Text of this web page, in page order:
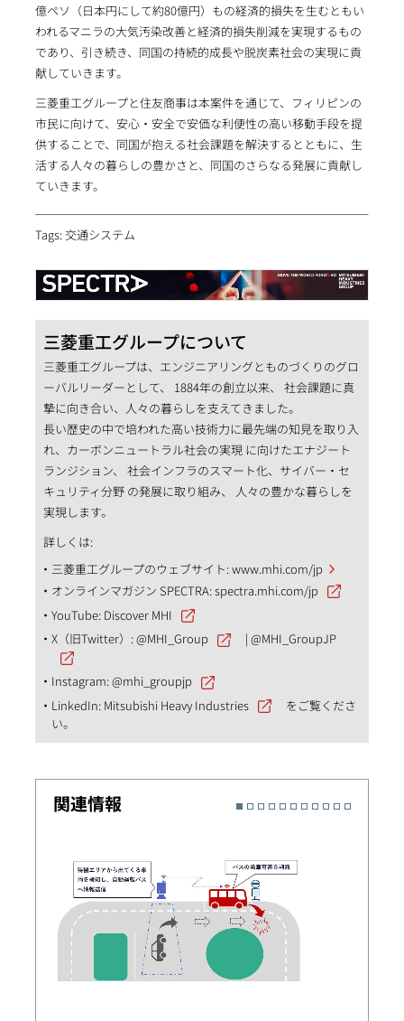
億ペソ（日本円にして約80億円）もの経済的損失を生むともい
われるマニラの大気汚染改善と経済的損失削減を実現するもの
であり、引き続き、同国の持続的成長や脱炭素社会の実現に貢
献していきます。
三菱重工グループと住友商事は本案件を通じて、フィリピンの
市民に向けて、安心・安全で安価な利便性の高い移動手段を提
供することで、同国が抱える社会課題を解決するとともに、生
活する人々の暮らしの豊かさと、同国のさらなる発展に貢献し
ていきます。
Tags: 交通システム
三菱重工グループについて
三菱重工グループは、エンジニアリングとものづくりのグロ
ーバルリーダーとして、 1884年の創立以来、 社会課題に真
摯に向き合い、人々の暮らしを支えてきました。
長い歴史の中で培われた高い技術力に最先端の知見を取り入
れ、カーボンニュートラル社会の実現 に向けたエナジート
ランジション、 社会インフラのスマート化、サイバー・セ
キュリティ分野 の発展に取り組み、 人々の豊かな暮らしを
実現します。
詳しくは:
三菱重工グループのウェブサイト:www.mhi.com/jp
オンラインマガジン SPECTRA:spectra.mhi.com/jp
YouTube: Discover MHI
X（旧Twitter）:@MHI_Group |@MHI_GroupJP
Instagram:@mhi_groupjp
LinkedIn: Mitsubishi Heavy Industries
をご覧くださ
い。
関連情報